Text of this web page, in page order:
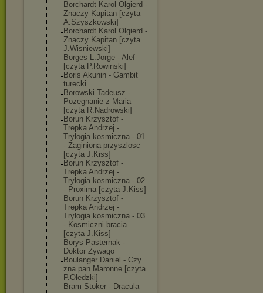
Borchardt Karol Olgierd -
Znaczy Kapitan [czyta
A.Szyszkowski]
Borchardt Karol Olgierd -
Znaczy Kapitan [czyta
J.Wisniewski]
Borges L.Jorge - Alef
[czyta P.Rowinski]
Boris Akunin - Gambit
turecki
Borowski Tadeusz -
Pozegnanie z Maria
[czyta R.Nadrowski]
Borun Krzysztof -
Trepka Andrzej -
Trylogia kosmiczna - 01
- Zaginiona przyszlosc
[czyta J.Kiss]
Borun Krzysztof -
Trepka Andrzej -
Trylogia kosmiczna - 02
- Proxima [czyta J.Kiss]
Borun Krzysztof -
Trepka Andrzej -
Trylogia kosmiczna - 03
- Kosmiczni bracia
[czyta J.Kiss]
Borys Pasternak -
Doktor Żywago
Boulanger Daniel - Czy
zna pan Maronne [czyta
P.Oledzki]
Bram Stoker - Dracula